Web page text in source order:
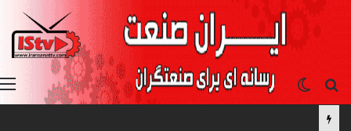
جستجو برایتغییر پوسته